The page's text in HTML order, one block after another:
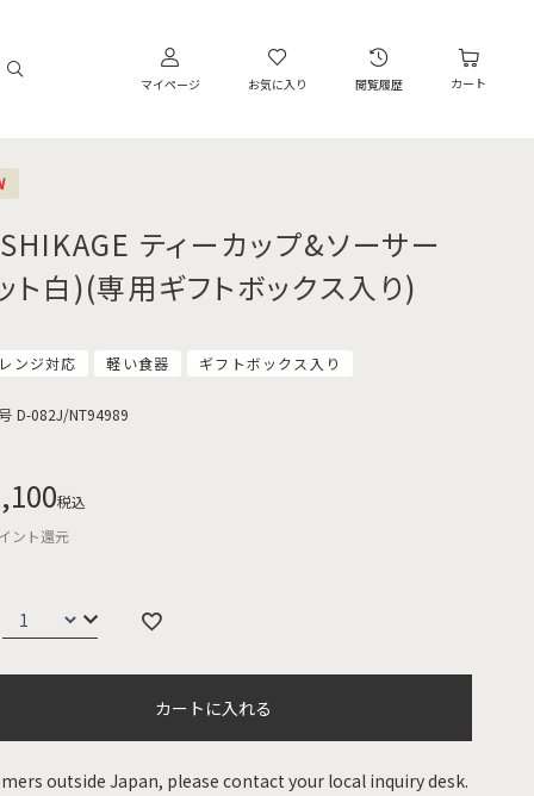
マイページ お気に入り 閲覧履歴 カート
ティーカップ&ソーサー
ト白)(専用ギフトボックス入り)
ンジ対応 軽い食器 ギフトボックス入り
D-082J/NT94989
税込
ント還元
カートに入れる
outside Japan, please contact your local inquiry desk.